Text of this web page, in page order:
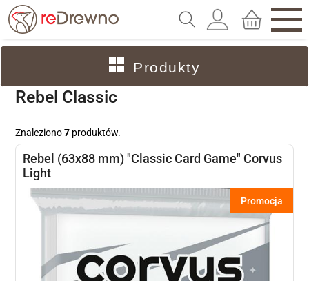
Produkty
Rebel Classic
Znaleziono7 produktów.
Rebel (63x88 mm) "Classic Card Game" Corvus
Light
Promocja